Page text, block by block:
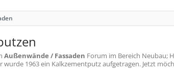
Außenwände / Fassaden Forum im Bereich Neubau;
1963 ein Kalkzementputz aufgetragen. Jetzt